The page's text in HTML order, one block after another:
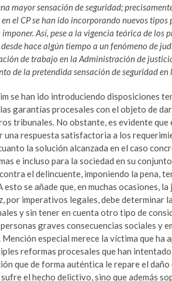
mayor sensación de seguridad;
en el CP se han ido incorporando nuevos
imponer. Así, pese a la vigencia teórica de
hace algún tiempo a un fenómeno de
de trabajo en la Administración de
de la pretendida sensación de seguridad en
se han ido introduciendo disposiciones
garantías procesales con el objeto de
tribunales. No obstante, es evidente que
una respuesta satisfactoria a los
la solución alcanzada en el caso
e incluso para la sociedad en su
el delincuente, imponiendo la pena,
se añade que, en muchas ocasiones,
por imperativos legales, debe determinar
y sin tener en cuenta otro tipo de
graves consecuencias sociales y
especial merece la víctima que ha
reformas procesales que han
que de forma auténtica le repare el
el hecho delictivo, sino que además